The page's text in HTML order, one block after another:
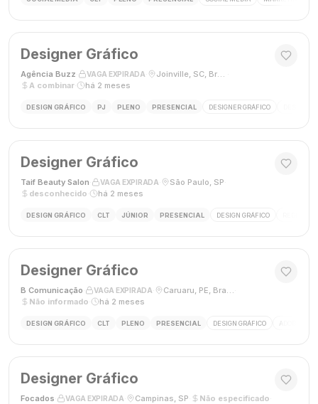
Designer Gráfico
Agência Buzz VAGA EXPIRADA Joinville, SC, Brasil
A combinar
há 2 meses
DESIGN GRÁFICO PJ PLENO PRESENCIAL DESIGNER GRÁFICO
Designer Gráfico
Taif Beauty Salon VAGA EXPIRADA São Paulo, SP
desconhecido
há 2 meses
DESIGN GRÁFICO CLT JÚNIOR PRESENCIAL DESIGN GRÁFICO
Designer Gráfico
B Comunicação VAGA EXPIRADA Caruaru, PE, Brasil
Não informado
há 2 meses
DESIGN GRÁFICO CLT PLENO PRESENCIAL DESIGN GRÁFICO ADOBE
Designer Gráfico
Focados VAGA EXPIRADA Campinas, SP Não especificado